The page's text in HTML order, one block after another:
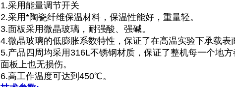
1.采用能量调节开关
2.采用*陶瓷纤维保温材料，保温性能好，重量轻。
3.面板采用微晶玻璃，耐强酸、强碱。
4.微晶玻璃的低膨胀系数特性，保证了在高温实验下承载表
5.产品四周均采用316L不锈钢材质，保证了整机每一个地
面板上也无损伤。
6.高工作温度可达到450℃。